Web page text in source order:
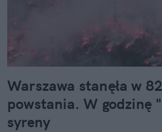
Warszawa stanęła w
powstania. W godzinę
syreny